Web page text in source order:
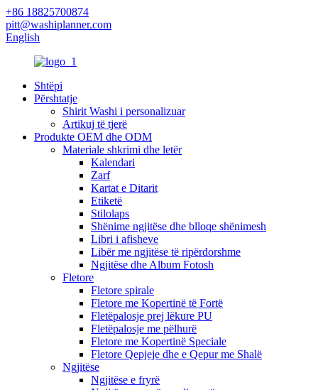
+86 18825700874
pitt@washiplanner.com
English
Shtëpi
Përshtatje
Shirit Washi i personalizuar
Artikuj të tjerë
Produkte OEM dhe ODM
Materiale shkrimi dhe letër
Kalendari
Zarf
Kartat e Ditarit
Etiketë
Stilolaps
Shënime ngjitëse dhe blloqe shënimesh
Libri i afisheve
Libër me ngjitëse të ripërdorshme
Ngjitëse dhe Album Fotosh
Fletore
Fletore spirale
Fletore me Kopertinë të Fortë
Fletëpalosje prej lëkure PU
Fletëpalosje me pëlhurë
Fletore me Kopertinë Speciale
Fletore Qepjeje dhe e Qepur me Shalë
Ngjitëse
Ngjitëse e fryrë